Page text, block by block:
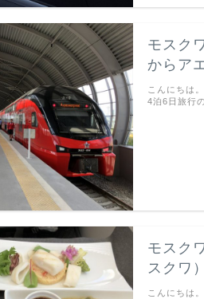
モスク
からア
こんにちは
4泊6日旅行
モスク
スクワ
こんにちは